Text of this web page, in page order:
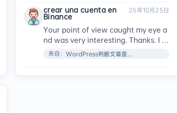
crear una cuenta en
Binance
25年10月25日
Your point of view caught my eye a
nd was very interesting. Thanks. I h
ave a question for you.
来自： WordPress判断文章是否设置了特色图像函数：has_post_thumbnail